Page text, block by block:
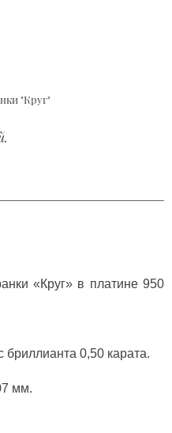
"Круг"
«Круг» в платине 950
бриллианта 0,50 карата.
мм.